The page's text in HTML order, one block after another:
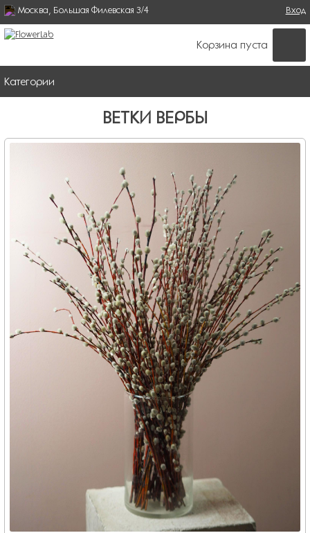
Москва, Большая Филевская 3/4 ФОРМА ПОИСКА
Вход
Корзина пуста
Категории
ВЕТКИ ВЕРБЫ